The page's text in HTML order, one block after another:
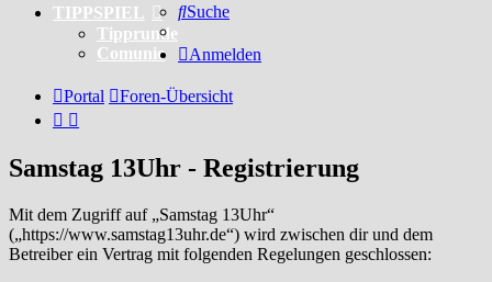
TIPPSPIEL
Tipprunde
Comunio
Suche
Anmelden
Portal Foren-Übersicht
Samstag 13Uhr - Registrierung
Mit dem Zugriff auf „Samstag 13Uhr“
(„https://www.samstag13uhr.de“) wird zwischen dir und dem
Betreiber ein Vertrag mit folgenden Regelungen geschlossen: